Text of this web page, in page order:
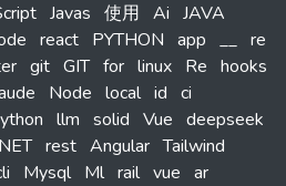
Javas 使用 Ai JAVA
react PYTHON app __ re
git GIT for linux Re hooks
Node local id ci
llm solid Vue deepseek
rest Angular Tailwind
Mysql Ml rail vue ar